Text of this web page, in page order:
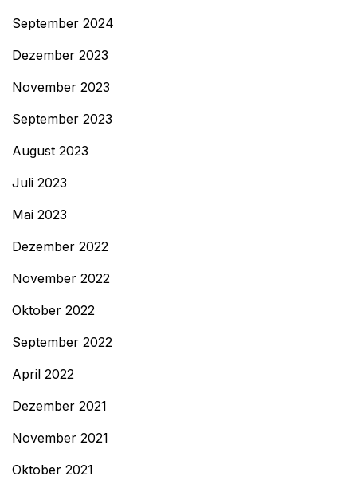
September 2024
Dezember 2023
November 2023
September 2023
August 2023
Juli 2023
Mai 2023
Dezember 2022
November 2022
Oktober 2022
September 2022
April 2022
Dezember 2021
November 2021
Oktober 2021